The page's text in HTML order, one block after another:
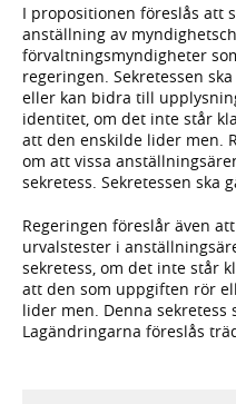
I propositionen föreslås att
anställning av
förvaltningsmyndigheter
regeringen. Sekretessen
eller kan bidra till
identitet, om det inte står
att den enskilde lider men.
om att vissa
sekretess. Sekretessen ska
Regeringen föreslår även
urvalstester i
sekretess, om det inte står
att den som uppgiften rör
lider men. Denna sekretess
Lagändringarna föreslås